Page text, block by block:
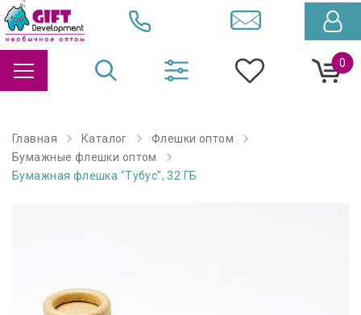
0
Главная Каталог
Флешки оптом
Бумажные флешки оптом
Бумажная флешка "Тубус", 32 ГБ